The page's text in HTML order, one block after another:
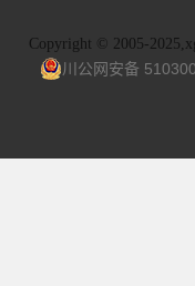
Copyright © 2005-
川公网安备